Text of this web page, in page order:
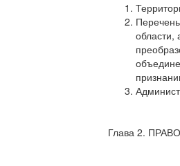
области,
Глава 2.